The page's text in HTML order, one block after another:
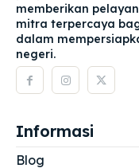
memberikan
mitra terpercaya
dalam
negeri.
Informasi
Blog